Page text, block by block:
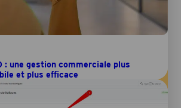
: une gestion commerciale plus
et plus efficace